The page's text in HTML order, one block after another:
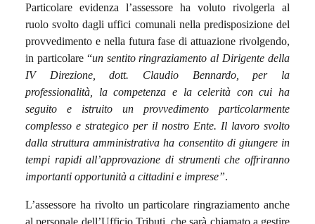
Particolare evidenza l’assessore ha voluto rivolgerla al
ruolo svolto dagli uffici comunali nella predisposizione del
provvedimento e nella futura fase di attuazione rivolgendo,
in particolare “un sentito ringraziamento al Dirigente della
IV Direzione, dott. Claudio Bennardo, per la
professionalità, la competenza e la celerità con cui ha
seguito e istruito un provvedimento particolarmente
complesso e strategico per il nostro Ente. Il lavoro svolto
dalla struttura amministrativa ha consentito di giungere in
tempi rapidi all’approvazione di strumenti che offriranno
importanti opportunità a cittadini e imprese”.
L’assessore ha rivolto un particolare ringraziamento anche
al personale dell’Ufficio Tributi, che sarà chiamato a gestire